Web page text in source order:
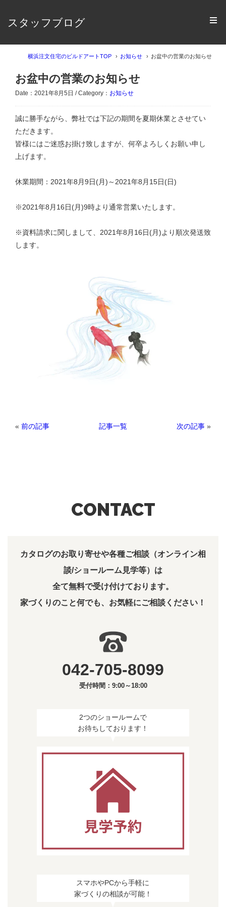
スタッフブログ
横浜注文住宅のビルドアートTOP お知らせ お盆中の営業のお知らせ
お盆中の営業のお知らせ
Date：2021年8月5日 / Category： お知らせ
誠に勝手ながら、弊社では下記の期間を夏期休業とさせてい
ただきます。
皆様にはご迷惑お掛け致しますが、何卒よろしくお願い申し
上げます。
休業期間：2021年8月9日(月)～2021年8月15日(日)
※2021年8月16日(月)9時より通常営業いたします。
※資料請求に関しまして、2021年8月16日(月)より順次発送致
します。
記事一覧
« 前の記事 次の記事 »
CONTACT
カタログのお取り寄せや各種ご相談（オンライン相
談/ショールーム見学等）は
全て無料で受け付けております。
家づくりのこと何でも、お気軽にご相談ください！
042-705-8099
受付時間：9:00～18:00
2つのショールームで
お待ちしております！
スマホやPCから手軽に
家づくりの相談が可能！